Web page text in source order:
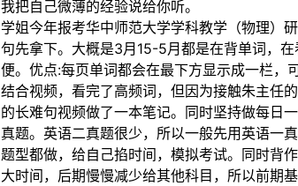
我把自己微薄的经验说给你听。
学姐今年报考华中师范大学学科教学（物理）
句先拿下。大概是3月15-5月都是在背单词，
便。优点:每页单词都会在最下方显示成一栏
结合视频，看完了高频词，但因为接触朱主任
的长难句视频做了一本笔记。同时坚持做每日
真题。英语二真题很少，所以一般先用英语一
题型都做，给自己掐时间，模拟考试。同时
大时间，后期慢慢减少给其他科目，所以前期